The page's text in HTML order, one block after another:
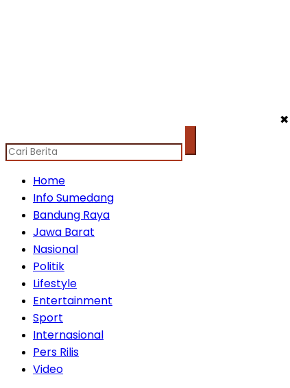
✖
Home
Info Sumedang
Bandung Raya
Jawa Barat
Nasional
Politik
Lifestyle
Entertainment
Sport
Internasional
Pers Rilis
Video